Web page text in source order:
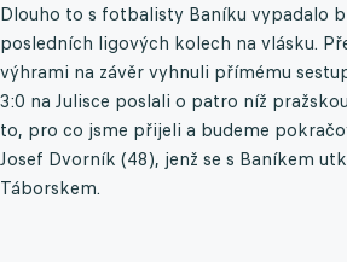
Dlouho to s fotbalisty Baníku vypadalo
posledních ligových kolech na vlásku.
výhrami na závěr vyhnuli přímému
3:0 na Julisce poslali o patro níž
to, pro co jsme přijeli a budeme
Josef Dvorník (48), jenž se s Baníkem
Táborskem.